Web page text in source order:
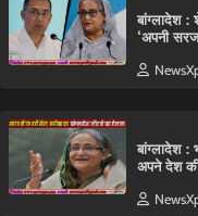
बांग्लादेश
‘अपनी
बांग्लादेश
अपने देश की